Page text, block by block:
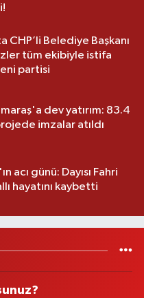
CHP’li Belediye Başkanı
tüm ekibiyle istifa
partisi
dev yatırım: 83.4
imzalar atıldı
acı günü: Dayısı Fahri
hayatını kaybetti